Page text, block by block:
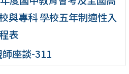
與專科 學校五年制適性入
表
座談-311